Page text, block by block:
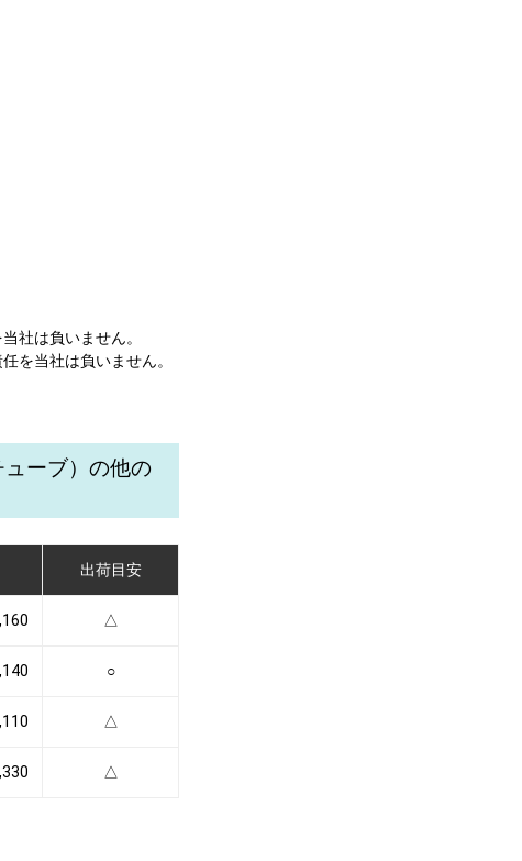
社は負いません。
を当社は負いません。
ーブ）の他の
出荷目安
△
○
△
△